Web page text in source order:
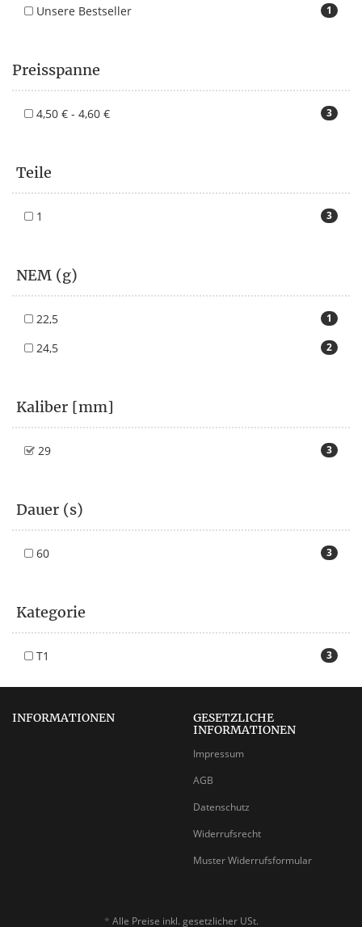
1
Unsere Bestseller
Preisspanne
3
4,50 € - 4,60 €
Teile
3
1
NEM (g)
1
22,5
2
24,5
Kaliber [mm]
3
29
Dauer (s)
3
60
Kategorie
3
T1
INFORMATIONEN
GESETZLICHE
INFORMATIONEN
Impressum
AGB
Datenschutz
Widerrufsrecht
Muster Widerrufsformular
* Alle Preise inkl. gesetzlicher USt.